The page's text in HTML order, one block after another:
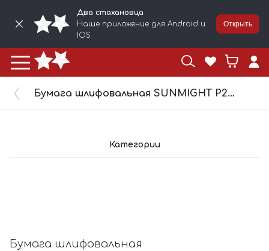
Два стахановца
Наше приложение для Android и
IOS
Открыть
Бумага шлифовальная SUNMIGHT P280 332 водостойкая 230х280мм 08113
Категории
Бумага шлифовальная